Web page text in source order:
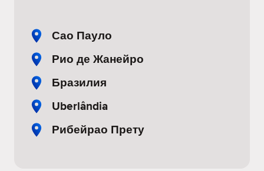
Сао Пауло
Рио де Жанейро
Бразилия
Uberlândia
Рибейрао Прету